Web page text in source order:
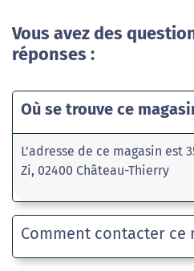
Vous avez des
réponses :
Où se trouve ce
L'adresse de ce magasin est
Zi, 02400 Château-Thierry
Comment contacter ce